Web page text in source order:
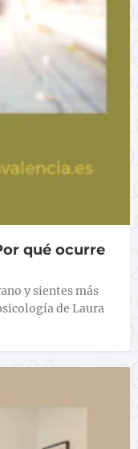
qué ocurre
y sientes más
de Laura